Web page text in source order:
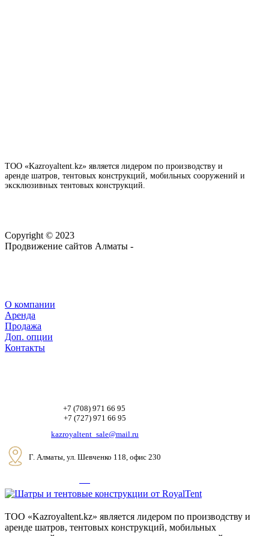
ТОО «Kazroyaltent.kz» является лидером по производству и
аренде шатров, тентовых конструкций, мобильных сооружений и
эксклюзивных тентовых конструкций.
Copyright © 2023
Продвижение сайтов Алматы -
О компании
Аренда
Продажа
Доп. опции
Контакты
+7 (708) 971 66 95
+7 (727) 971 66 95
kazroyaltent_sale@mail.ru
Г. Алматы, ул. Шевченко 118, офис 230
ТОО «Kazroyaltent.kz» является лидером по производству и
аренде шатров, тентовых конструкций, мобильных